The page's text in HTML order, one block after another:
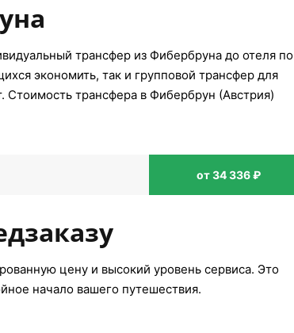
трансфер из Фибербруна до отеля по
экономить, так и групповой трансфер для
трансфера в Фибербрун (Австрия)
от 34 336 ₽
цену и высокий уровень сервиса. Это
начало вашего путешествия.